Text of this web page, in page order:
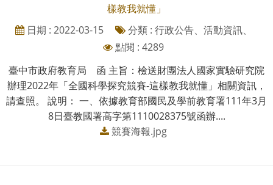
樣教我就懂」
日期 : 2022-03-15
分類 : 行政公告、活動資訊、
點閱 : 4289
臺中市政府教育局 函 主旨：檢送財團法人國家實驗研究院
辦理2022年「全國科學探究競賽-這樣教我就懂」相關資訊，
請查照。 說明： 一、依據教育部國民及學前教育署111年3月
8日臺教國署高字第1110028375號函辦....
競賽海報.jpg